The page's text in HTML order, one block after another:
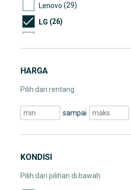
Lenovo (29)
LG (26)
Nokia
Samsung (8.751)
Asus(130)
Cross(2)
IMO
HARGA
Pilih dari rentang
sampai
KONDISI
Pilih dari pilihan di bawah